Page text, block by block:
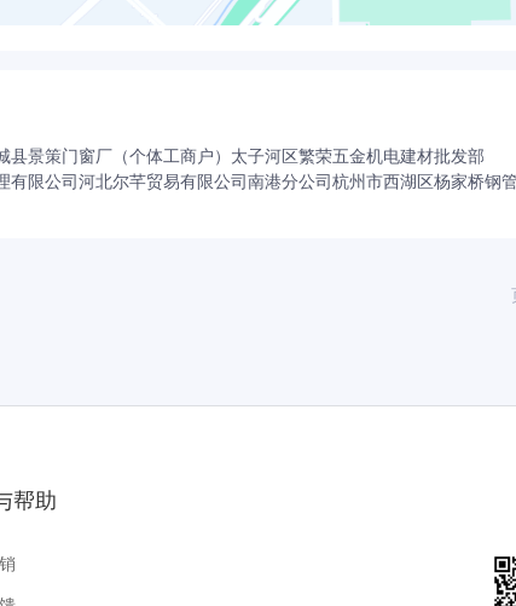
县景策门窗厂（个体工商户） 太子河区繁荣五金机电建材批发部
有限公司河北尔芊贸易有限公司南港分公司杭州市西湖区杨家桥钢
帮助